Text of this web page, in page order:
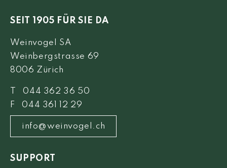
SEIT 1905 FÜR SIE DA
Weinvogel SA
Weinbergstrasse 69
8006 Zürich
T 044 362 36 50
F 044 361 12 29
info@weinvogel.ch
SUPPORT